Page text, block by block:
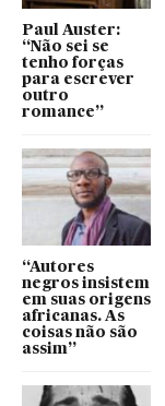
Paul Auster:
“Não sei se
tenho forças
para escrever
outro
romance”
“Autores
negros insistem
em suas origens
africanas. As
coisas não são
assim”